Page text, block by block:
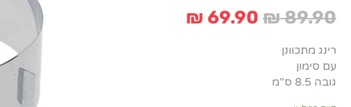
₪89.90 המחיר ₪ 69.90
רינג מתכוונן
עם סימון
גובה 8.5 ס"מ